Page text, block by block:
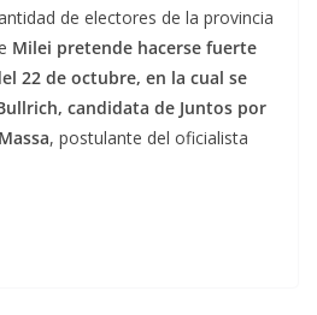
de electores de la provincia
Milei pretende hacerse fuerte
22 de octubre, en la cual se
candidata de Juntos por
, postulante del oficialista